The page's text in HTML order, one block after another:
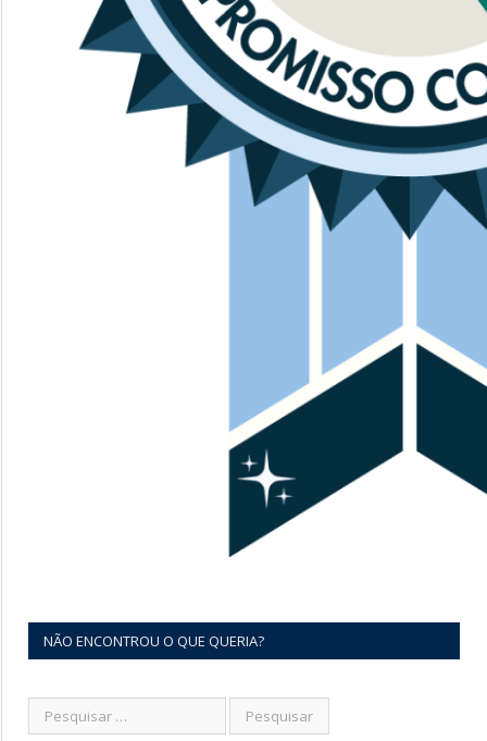
NÃO ENCONTROU O QUE QUERIA?